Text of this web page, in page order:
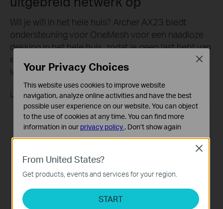
Wil je wifi in het hele huis? Archer AX23 biedt
ondersteuning voor OneMesh voor een naadloze
dekking in het hele huis, zodat je geen last hebt van
een uitvallende verbinding of lag als je door je huis
loopt.
Lees meer over OneMesh™ >
Traditionele router met extender
From United States?
Get products, events and services for your region.
START
Close
Your Privacy Choices
This website uses cookies to improve website
navigation, analyze online activities and have the best
possible user experience on our website. You can object
to the use of cookies at any time. You can find more
information in our privacy policy . Don’t show again
Deze cookies zijn noodzakelijk voor de werking van de
website en kunnen niet worden uitgeschakeld.
Cookies voor analyse geven ons de mogelijkheid uw
activiteiten op onze website te volgen en zo de
Close